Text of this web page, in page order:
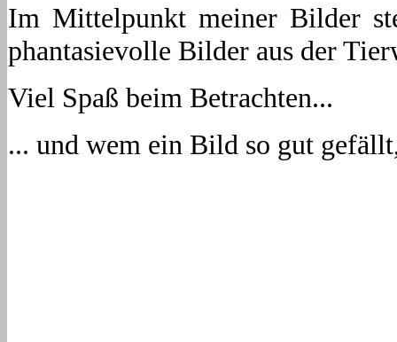
Im Mittelpunkt meiner Bilder
phantasievolle Bilder aus der
Viel Spaß beim Betrachten...
... und wem ein Bild so gut